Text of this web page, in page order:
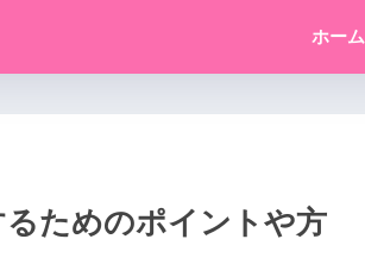
ホーム
ためのポイントや方